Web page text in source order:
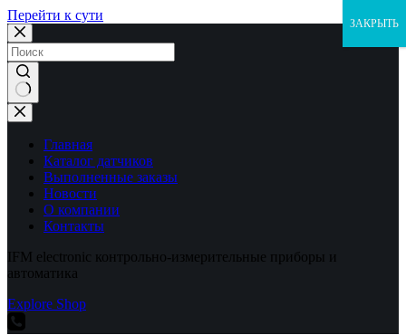
Перейти к сути
Ничего
не
найденоГлавная
Каталог датчиков
Выполненные заказы
Новости
О компании
Контакты
IFM electronic контрольно-измерительные приборы и
автоматика
Explore Shop
ЗАКРЫТЬ